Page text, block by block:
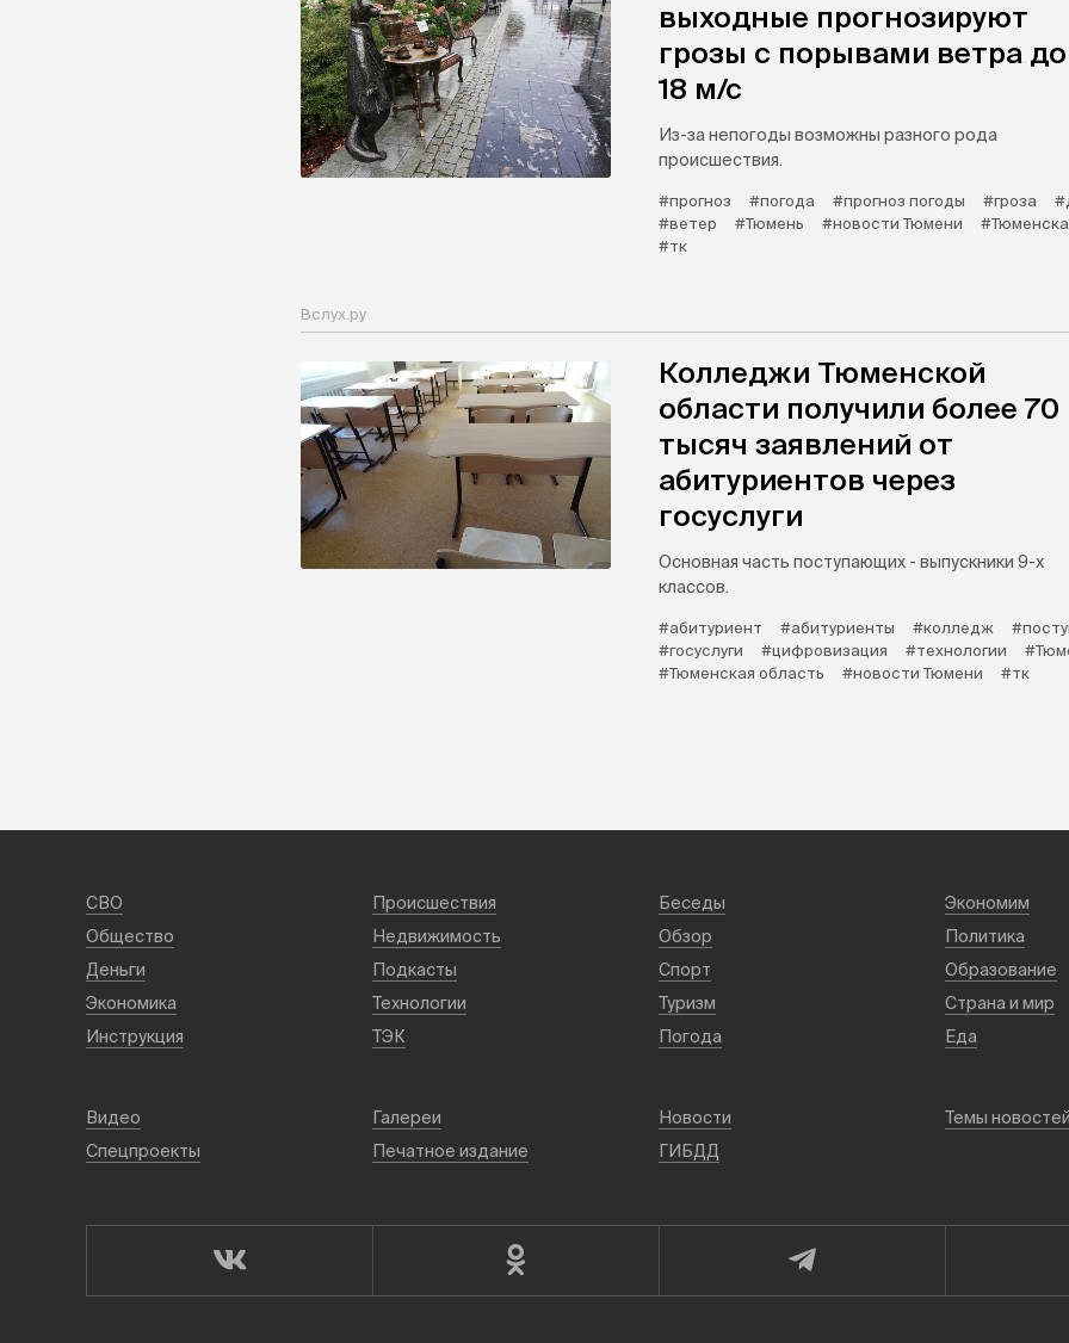
выходные прогнозируют
грозы с порывами ветра до
18 м/с
Из-за непогоды возможны разного рода
происшествия.
#прогноз #погода #прогноз погоды #гроза
#ветер
#Тюмень #новости Тюмени
#тк
Вслух.ру
Колледжи Тюменской
области получили более 70
тысяч заявлений от
абитуриентов через
госуслуги
Основная часть поступающих - выпускники 9-х
классов.
#абитуриент #абитуриенты #колледж
#госуслуги
#цифровизация #технологии
#Тюменская область
#новости Тюмени #тк
СВО Происшествия Беседы Экономим
Общество
Недвижимость Обзор Политика
Деньги
Подкасты Спорт Образование
Экономика
Технологии Туризм Страна и мир
Инструкция
ТЭК Погода Еда
Видео Галереи Новости Темы новостей
Спецпроекты
Печатное издание ГИБДД